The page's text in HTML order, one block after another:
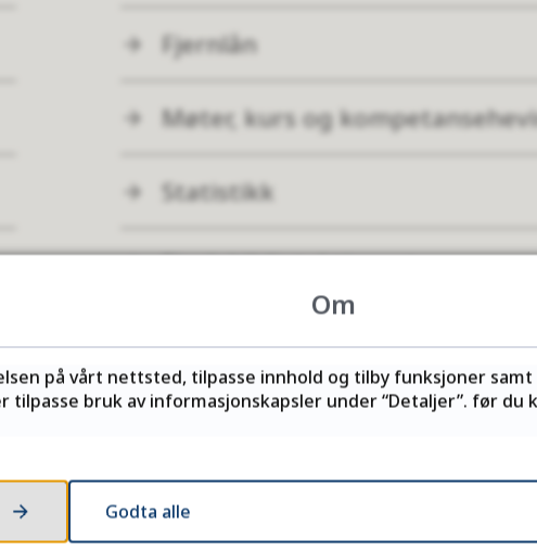
Fjernlån
Møter, kurs og
Statistikk
Finsk bibliotektjeneste
Russlandssamarbeid
du lette etter?
Ja Nei
Om
på vårt nettsted, tilpasse innhold og tilby funksjoner
bruk av informasjonskapsler under “Detaljer”. før du
Godta alle